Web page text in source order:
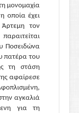
μονομαχία
οποία έχει
τον
Ποσειδώνα
πατέρα του
τη στάση
αφαίρεσε
αγκαλιά
για τη